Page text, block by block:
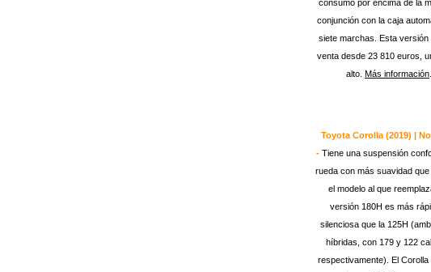
consumo por encima de la
conjunción con la caja
siete marchas. Esta versión
venta desde 23 810 euros,
alto. Más información
Toyota Corolla (2019) |
- Tiene una suspensión
rueda con más suavidad que
el modelo al que
versión 180H es más
silenciosa que la 125H
híbridas, con 179 y 122
respectivamente). El Corolla